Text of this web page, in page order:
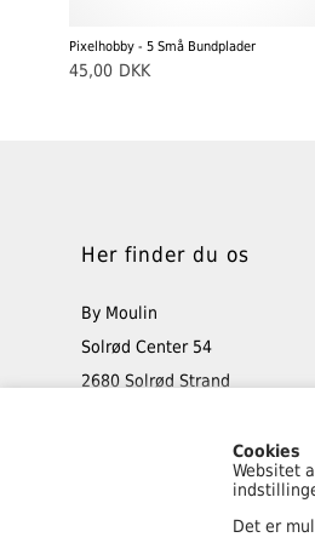
Cookies
Websitet
Det er
Pixelhobby - 5 Små Bundplader
45,00 DKK
Her finder du os
By Moulin
Solrød Center 54
2680 Solrød Strand